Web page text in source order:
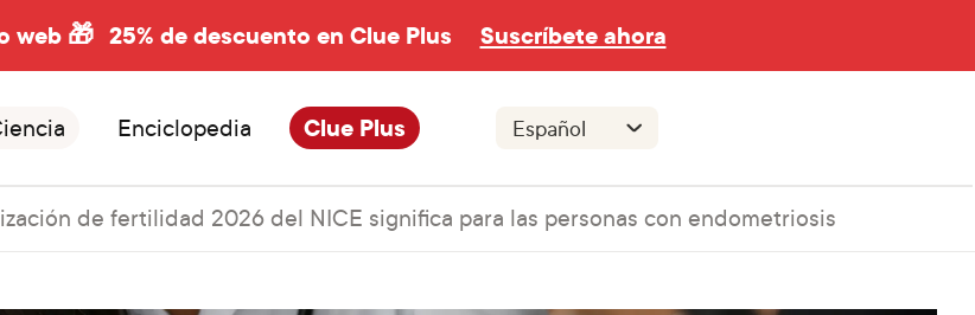
web 🎁 25% de descuento en Clue Plus Suscríbete ahora
Enciclopedia Clue Plus
de fertilidad 2026 del NICE significa para las personas con endometriosis